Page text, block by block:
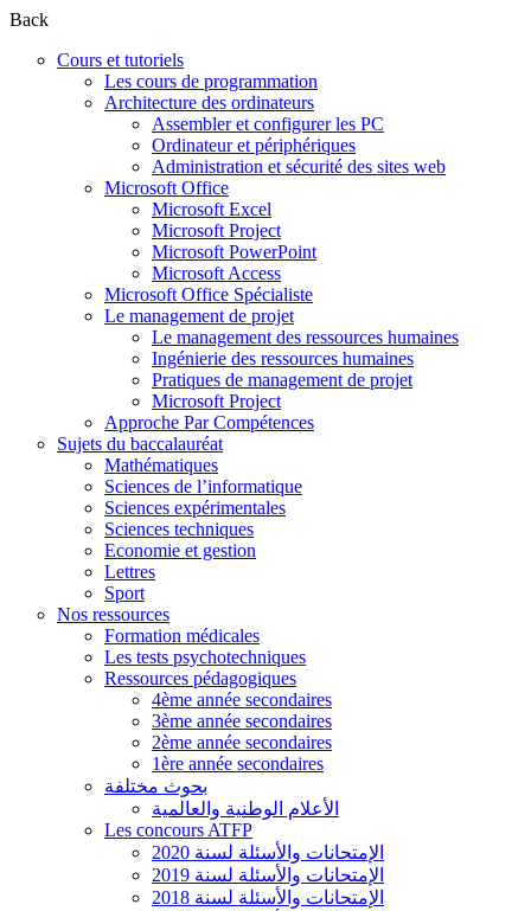
Back
Cours et tutoriels
Les cours de programmation
Architecture des ordinateurs
Assembler et configurer les PC
Ordinateur et périphériques
Administration et sécurité des sites web
Microsoft Office
Microsoft Excel
Microsoft Project
Microsoft PowerPoint
Microsoft Access
Microsoft Office Spécialiste
Le management de projet
Le management des ressources humaines
Ingénierie des ressources humaines
Pratiques de management de projet
Microsoft Project
Approche Par Compétences
Sujets du baccalauréat
Mathématiques
Sciences de l’informatique
Sciences expérimentales
Sciences techniques
Economie et gestion
Lettres
Sport
Nos ressources
Formation médicales
Les tests psychotechniques
Ressources pédagogiques
4ème année secondaires
3ème année secondaires
2ème année secondaires
1ère année secondaires
بحوث مختلفة
الأعلام الوطنية والعالمية
Les concours ATFP
الإمتحانات والأسئلة لسنة 2020
الإمتحانات والأسئلة لسنة 2019
الإمتحانات والأسئلة لسنة 2018